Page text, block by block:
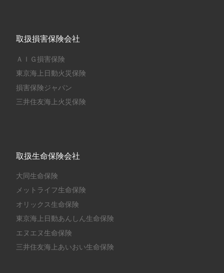
取扱損害保険会社
ＡＩＧ損害保険
東京海上日動火災保険
損害保険ジャパン
三井住友海上火災保険
取扱生命保険会社
大同生命保険
メットライフ生命保険
オリックス生命保険
東京海上日動あんしん生命保険
エヌエヌ生命保険
三井住友海上あいおい生命保険